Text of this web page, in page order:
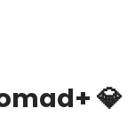
💎